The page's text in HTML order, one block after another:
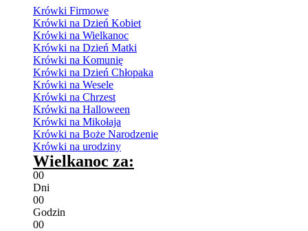
Krówki Firmowe
Krówki na Dzień Kobiet
Krówki na Wielkanoc
Krówki na Dzień Matki
Krówki na Komunię
Krówki na Dzień Chłopaka
Krówki na Wesele
Krówki na Chrzest
Krówki na Halloween
Krówki na Mikołaja
Krówki na Boże Narodzenie
Krówki na urodziny
Wielkanoc za:
00
Dni
00
Godzin
00